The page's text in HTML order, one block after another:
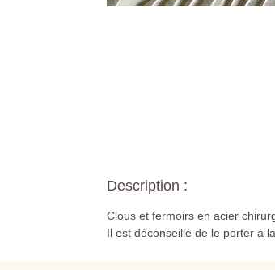
Description :
Clous et fermoirs en acier
Il est déconseillé de le porter à